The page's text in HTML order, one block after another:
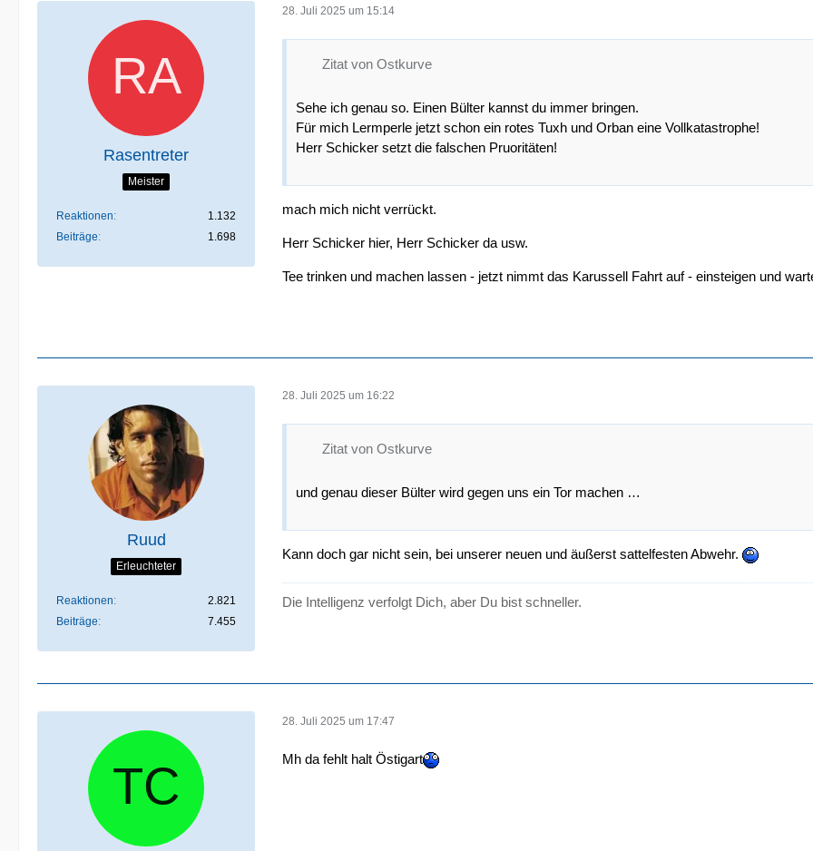
Rasentreter
Meister
Reaktionen
1.132
Beiträge
1.698
28. Juli 2025 um 15:14
Zitat von Ostkurve
Sehe ich genau so. Einen Bülter kannst du immer bringen.
Für mich Lermperle jetzt schon ein rotes Tuxh und Orban eine Vollkatastrophe!
Herr Schicker setzt die falschen Pruoritäten!
mach mich nicht verrückt.
Herr Schicker hier, Herr Schicker da usw.
Tee trinken und machen lassen - jetzt nimmt das Karussell Fahrt auf - einsteigen und
Ruud
Erleuchteter
Reaktionen
2.821
Beiträge
7.455
28. Juli 2025 um 16:22
Zitat von Ostkurve
und genau dieser Bülter wird gegen uns ein Tor machen …
Kann doch gar nicht sein, bei unserer neuen und äußerst sattelfesten Abwehr.
Die Intelligenz verfolgt Dich, aber Du bist schneller.
28. Juli 2025 um 17:47
Mh da fehlt halt Östigart